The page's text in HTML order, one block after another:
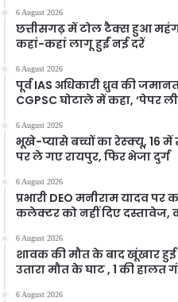
6 August 2026
छत्तीसगढ़ में टोल टैक्स हुआ
कहां-कहां लागू हुईं नई दरें
6 August 2026
पूर्व IAS अधिकारी ध्रुव की
CGPSC घोटाले में कहा, ‘पेपर
6 August 2026
भूखे-प्यासे बच्चों का रेस्क्यू, 16
पर ले गए रायपुर, फिर भेजा दुर्ग
6 August 2026
प्रभारी DEO मनीराम यादव
कलेक्टर को नहीं दिए दस्तावेज,
6 August 2026
शावक की मौत के बाद खूंखार
उतारा मौत के घाट , 1 की हालत
6 August 2026